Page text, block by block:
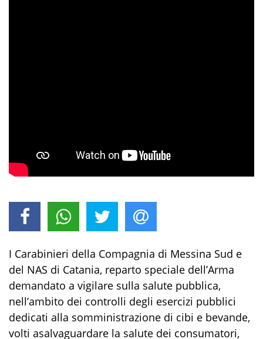
I Carabinieri della Compagnia di Messina Sud e
del NAS di Catania, reparto speciale dell’Arma
demandato a vigilare sulla salute pubblica,
nell’ambito dei controlli degli esercizi pubblici
dedicati alla somministrazione di cibi e bevande,
volti asalvaguardare la salute dei consumatori,